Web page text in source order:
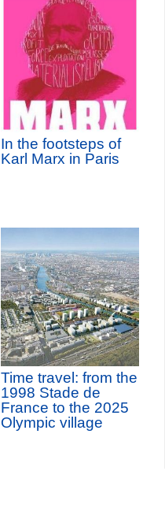
In the footsteps of
Karl Marx in Paris
Time travel: from the
1998 Stade de
France to the 2025
Olympic village